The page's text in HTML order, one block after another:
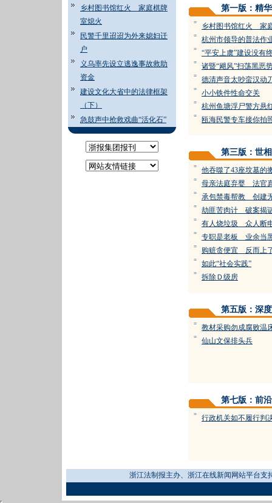
乡村图书馆红火 家庭棋牌
室熄火
民警千里迢迢为外来媳妇迁
户
义乌率先设立逃逸事故救助
资金
建设文化大省中的法律框架
（下）
急鼓声中抢救戏曲“活化石”
第一版：精
= 乡村图书馆红火 家
= 杭州市领导的普法作
= “平安上虞”建设没有
= 诸暨“飓风”扫荡黑恶
= 德清声音太吵蛮汉动
= 小小铁件性命交关
= 杭州鱼塘浮尸警方悬
= 瓯海民警专车接你拍
第三版：世相
= 他吞噬了43座坟墓的
= 母亲法庭弃婴 法官
= 承包禁毒帮教 创建
= 劫匪苦肉计 破案揭
= 有人烧垃圾 众人断
= 专职是老板 业余当
= 购赃贪便宜 反而上
= 如此“社会实践”
= 拆除Ｄ级房
第五版：深度
= 教材采购勿成腐败温
= 仙山文保排头兵
第七版：前沿
= 行政机关如不履行判
浙江法制报主办、浙江在线新闻网站平台